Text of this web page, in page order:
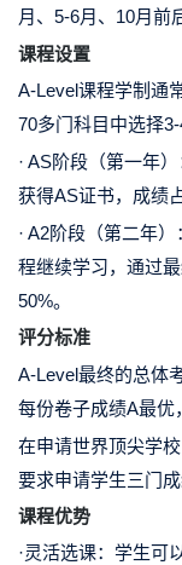
月、5-6月、10月前
课程设置
A-Level课程学制通
70多门科目中选择3-
· AS阶段（第一年）
获得AS证书，成绩
· A2阶段（第二年）
程继续学习，通过
50%。
评分标准
A-Level最终的总体
每份卷子成绩A最优
在申请世界顶尖学
要求申请学生三门
课程优势
·灵活选课： 学生可